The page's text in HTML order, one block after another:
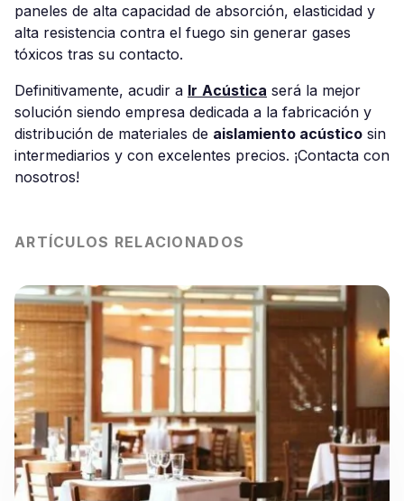
paneles de alta capacidad de absorción, elasticidad y
alta resistencia contra el fuego sin generar gases
tóxicos tras su contacto.
Definitivamente, acudir a Ir Acústica será la mejor
solución siendo empresa dedicada a la fabricación y
distribución de materiales de aislamiento acústico sin
intermediarios y con excelentes precios. ¡Contacta con
nosotros!
ARTÍCULOS RELACIONADOS